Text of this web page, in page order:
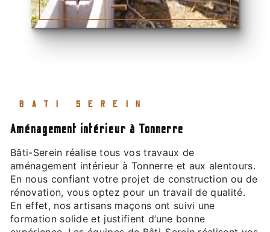
BATI SEREIN
aménagement intérieur à Tonnerre
Bâti-Serein réalise tous vos travaux de
aménagement intérieur à Tonnerre et aux alentours.
En nous confiant votre projet de construction ou de
rénovation, vous optez pour un travail de qualité.
En effet, nos artisans maçons ont suivi une
formation solide et justifient d’une bonne